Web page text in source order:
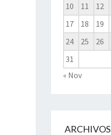
10
11 12
17
18 19
24
25 26
31
« Nov
ARCHIVOS